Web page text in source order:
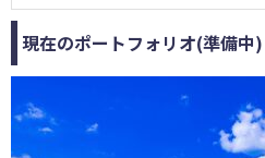
現在のポートフォリオ(準備中)